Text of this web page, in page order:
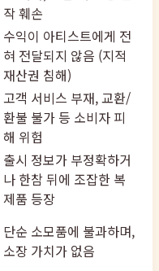
작 훼손
수익이 아티스트에게 전
혀 전달되지 않음 (지적
재산권 침해)
고객 서비스 부재, 교환/
환불 불가 등 소비자 피
해 위험
출시 정보가 부정확하거
나 한참 뒤에 조잡한 복
제품 등장
단순 소모품에 불과하며,
소장 가치가 없음